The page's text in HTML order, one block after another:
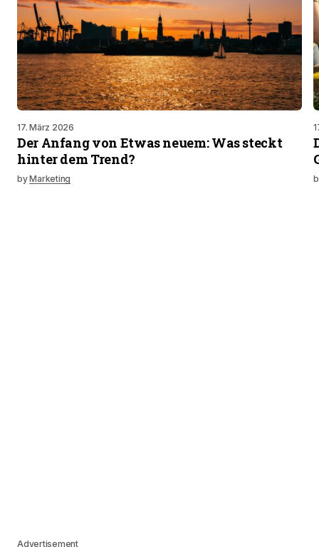
17. März 2026
Der Anfang von Etwas neuem: Was steckt
hinter dem Trend?
byMarketing
Advertisement